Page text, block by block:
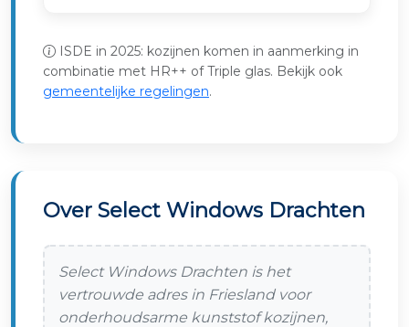
ISDE in 2025: kozijnen komen in aanmerking in
combinatie met HR++ of Triple glas. Bekijk ook
gemeentelijke regelingen.
Over Select Windows Drachten
Select Windows Drachten is het
vertrouwde adres in Friesland voor
onderhoudsarme kunststof kozijnen,